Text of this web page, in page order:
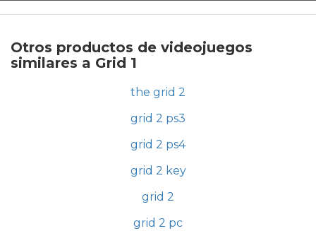
Otros productos de videojuegos
similares a Grid 1
the grid 2
grid 2 ps3
grid 2 ps4
grid 2 key
grid 2
grid 2 pc